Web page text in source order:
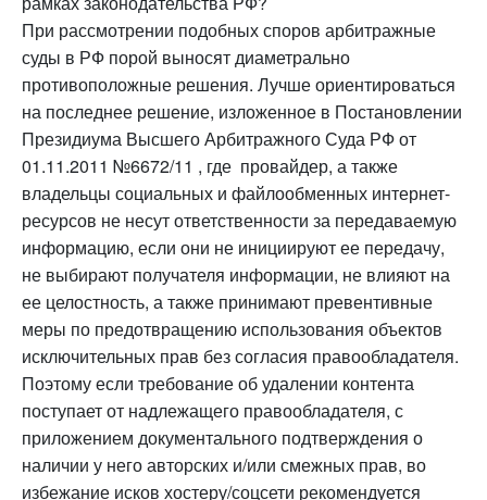
При рассмотрении подобных споров арбитражные
суды в РФ порой выносят диаметрально
противоположные решения. Лучше ориентироваться
на последнее решение, изложенное в Постановлении
Президиума Высшего Арбитражного Суда РФ от
01.11.2011 №6672/11 , где провайдер, а также
владельцы социальных и файлообменных интернет-
ресурсов не несут ответственности за передаваемую
информацию, если они не инициируют ее передачу,
не выбирают получателя информации, не влияют на
ее целостность, а также принимают превентивные
меры по предотвращению использования объектов
исключительных прав без согласия правообладателя.
Поэтому если требование об удалении контента
поступает от надлежащего правообладателя, с
приложением документального подтверждения о
наличии у него авторских и/или смежных прав, во
избежание исков хостеру/соцсети рекомендуется